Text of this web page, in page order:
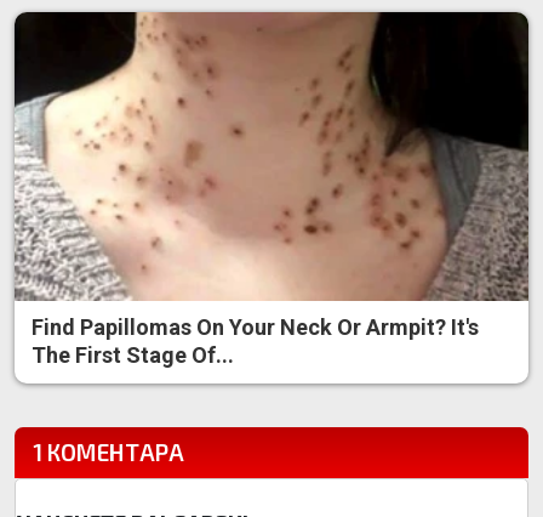
Find Papillomas On Your Neck Or Armpit? It's
The First Stage Of...
1 КОМЕНТАРА